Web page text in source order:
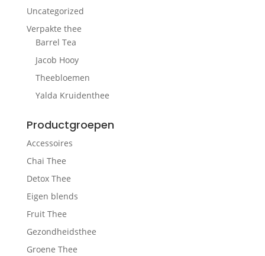
Uncategorized
Verpakte thee
Barrel Tea
Jacob Hooy
Theebloemen
Yalda Kruidenthee
Productgroepen
Accessoires
Chai Thee
Detox Thee
Eigen blends
Fruit Thee
Gezondheidsthee
Groene Thee